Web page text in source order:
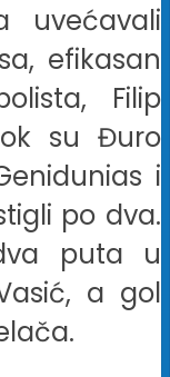
uvećavali
efikasan
Filip
su Đuro
i
po dva.
puta u
a gol